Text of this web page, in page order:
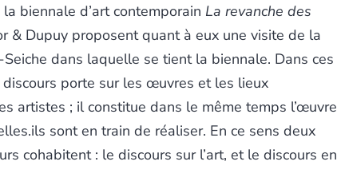
biennale d’art contemporain La revanche des
& Dupuy proposent quant à eux une visite de la
dans laquelle se tient la biennale. Dans ces
discours porte sur les œuvres et les lieux
artistes ; il constitue dans le même temps l’œuvre
sont en train de réaliser. En ce sens deux
cohabitent : le discours sur l’art, et le discours en